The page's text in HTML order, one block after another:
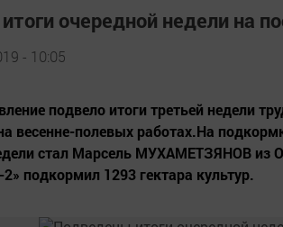
очередной недели на
- 10:05
подвело итоги третьей недели
весенне-полевых работах.На
стал Марсель МУХАМЕТЗЯНОВ из
2» подкормил 1293 гектара культур.